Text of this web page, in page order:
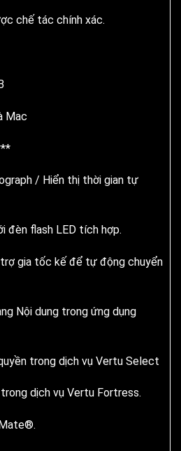
chế tác chính xác.
Mac
/ Hiển thị thời gian tự
đèn flash LED tích hợp.
gia tốc kế để tự động chuyển
Nội dung trong ứng dụng
trong dịch vụ Vertu Select
dịch vụ Vertu Fortress.